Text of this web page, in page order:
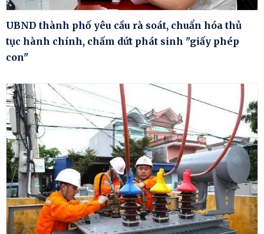
UBND thành phố yêu cầu rà soát, chuẩn hóa thủ
tục hành chính, chấm dứt phát sinh "giấy phép
con"